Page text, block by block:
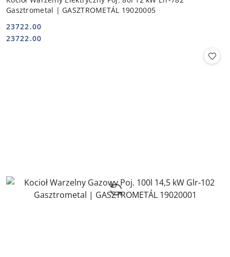
Gasztrometal | GASZTROMETÁL 19020005
Cena:
23722.00
Cena:
23722.00